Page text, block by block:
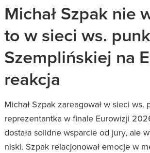
Michał Szpak nie
to w sieci ws.
Szemplińskiej na
reakcja
Michał Szpak zareagował w sieci
reprezentantka w finale Eurowizji
dostała solidne wsparcie od jury, ale
niski. Szpak relacjonował emocje w